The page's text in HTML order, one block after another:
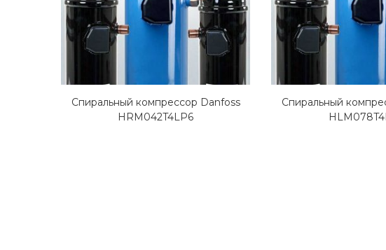
Спиральный компрессор Danfoss
HRM042T4LP6
Спиральный